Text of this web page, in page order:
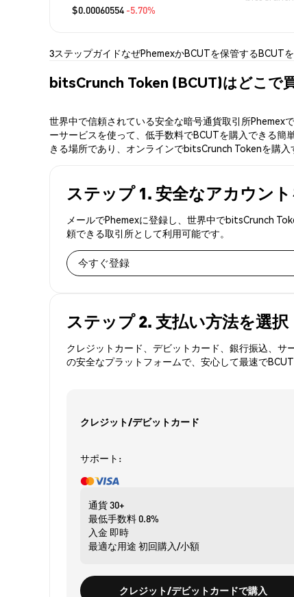
$0.00060554 -5.70%
3ステップガイドなぜPhemexかBCUTを保管するBCUT
bitsCrunch Token (BCUT)はどこで
世界中で信頼されている安全な暗号通貨取引所Phemex
ーサービスを使って、低手数料でBCUTを購入できる
きる場所であり、オンラインでbitsCrunch Tokenを購入
ステップ 1. 安全なアカウン
メールでPhemexに登録し、世界中でbitsCrunch
頼できる取引所として利用可能です。
今すぐ登録
ステップ 2. 支払い方法を選択
クレジットカード、デビットカード、銀行振込、
の安全なプラットフォームで、安心して最速でBCUT
クレジット/デビットカード
サポート:
通貨30+
最低手数料0.8%
入金 即時
最適な用途 初回購入/小額
クレジット/デビットカードで購入